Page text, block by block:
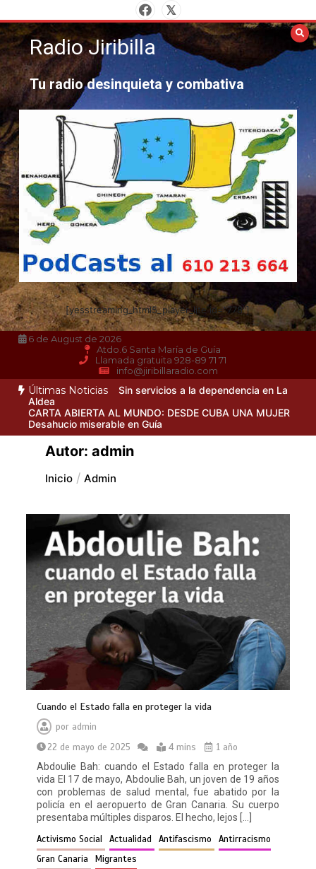
contenido
Radio Jiribilla
Tu radio desinquieta y combativa
[yesstreaming_html5_player_lite id="778"]
6 de August de 2026
Atdo.6 Santa María de Guía
Llamada gratuita 928-89 71 71
info@jiribillaradio.com
Últimas Noticias
Sin servicios a la dependencia en La
Aldea
CARTA ABIERTA AL MUNDO: DESDE CUBA UNA MUJER
Desahucio miserable en Guía
Autor: admin
Inicio Admin
Cuando el Estado falla en proteger la vida
por admin
22 de mayo de 2025
4 mins
1 año
Abdoulie Bah: cuando el Estado falla en proteger la
vida El 17 de mayo, Abdoulie Bah, un joven de 19 años
con problemas de salud mental, fue abatido por la
policía en el aeropuerto de Gran Canaria. Su cuerpo
presentaba múltiples disparos. El hecho, lejos […]
Activismo Social
Actualidad Antifascismo
Antirracismo
Gran Canaria
Migrantes